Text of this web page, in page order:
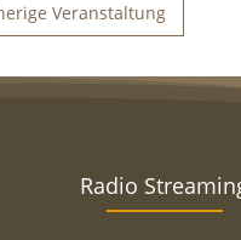
Veranstaltung
Radio